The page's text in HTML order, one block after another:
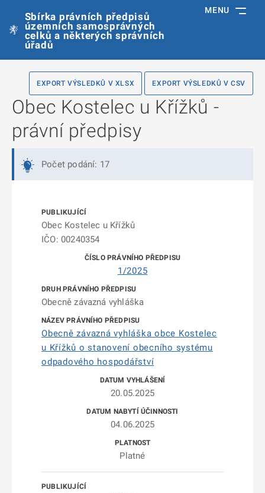
Sbírka právních předpisů
územních samosprávných
celků a některých správních
úřadů
MENU
EXPORT VÝSLEDKŮ V XLSX EXPORT VÝSLEDKŮ V CSV
Obec Kostelec u Křížků -
právní předpisy
Počet podání: 17
Obec Kostelec u Křížků
IČO: 00240354
1/2025
Obecně závazná vyhláška
Obecně závazná vyhláška obce Kostelec
u Křížků o stanovení obecního systému
odpadového hospodářství
20.05.2025
04.06.2025
Platné